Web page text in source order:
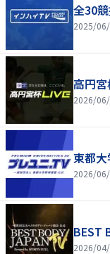
全30競
2025/
高円宮
2026/
東都大
2026/
BEST
2026/